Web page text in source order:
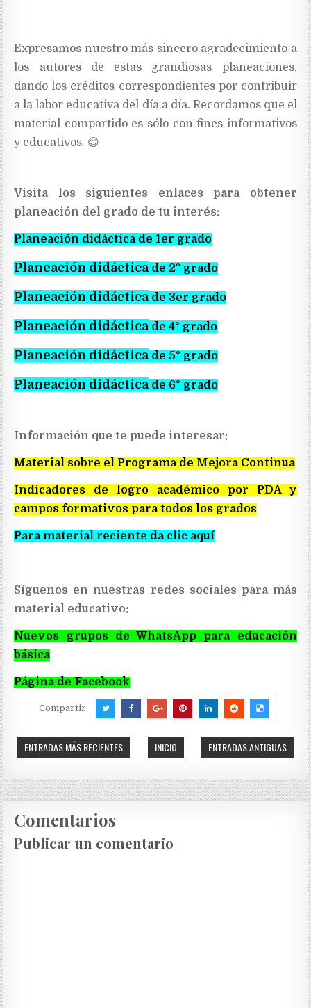
Expresamos nuestro más sincero agradecimiento a
los autores de estas grandiosas planeaciones,
dando los créditos correspondientes por contribuir
a la labor educativa del día a día. Recordamos que el
material compartido es sólo con fines informativos
y educativos. 😊
Visita los siguientes enlaces para obtener
planeación del grado de tu interés:
Planeación didáctica de 1er grado
Planeación didáctica de 2° grado
Planeación didáctica de 3er grado
Planeación didáctica de 4° grado
Planeación didáctica de 5° grado
Planeación didáctica de 6° grado
Información que te puede interesar:
Material sobre el Programa de Mejora Continua
Indicadores de logro académico por PDA y
campos formativos para todos los grados
Para material reciente da clic aquí
Síguenos en nuestras redes sociales para más
material educativo:
Nuevos grupos de WhatsApp para educación
básica
Página de Facebook
Compartir:
ENTRADAS MÁS RECIENTES ENTRADAS ANTIGUAS
INICIO
Comentarios
Publicar un comentario